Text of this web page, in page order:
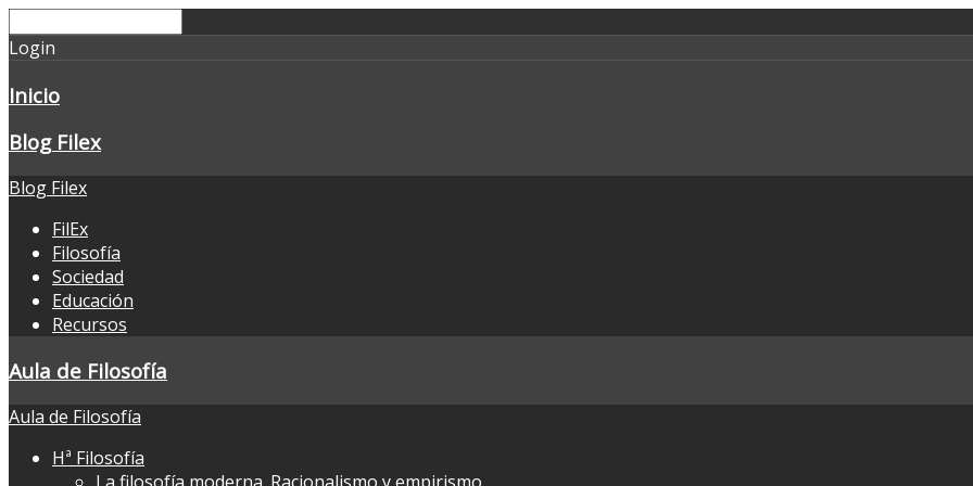
Login
Inicio
Blog Filex
Blog Filex
FilEx
Filosofía
Sociedad
Educación
Recursos
Aula de Filosofía
Aula de Filosofía
Hª Filosofía
La filosofía moderna. Racionalismo y empirismo